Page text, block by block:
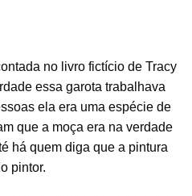
no livro fictício de Tracy
essa garota trabalhava
ela era uma espécie de
que a moça era na verdade
há quem diga que a pintura
pintor.